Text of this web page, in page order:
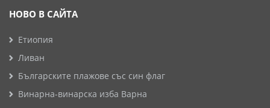
НОВО В САЙТА
Етиопия
Ливан
Българските плажове със син флаг
Винарна-винарска изба Варна